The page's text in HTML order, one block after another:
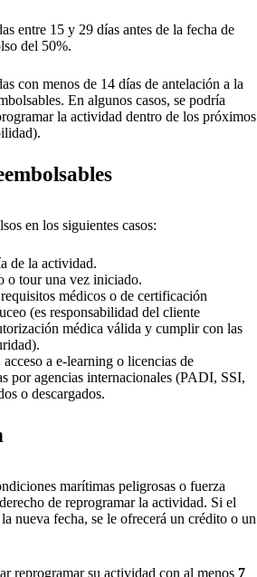
entre 15 y 29 días antes de la fecha de
del 50%.
con menos de 14 días de antelación a la
En algunos casos, se podría
la actividad dentro de los próximos
en los siguientes casos:
de la actividad.
o tour una vez iniciado.
médicos o de certificación
(es responsabilidad del cliente
médica válida y cumplir con las
a e-learning o licencias de
por agencias internacionales (PADI, SSI,
o descargados.
marítimas peligrosas o fuerza
de reprogramar la actividad. Si el
nueva fecha, se le ofrecerá un crédito o un
reprogramar su actividad con al menos 7